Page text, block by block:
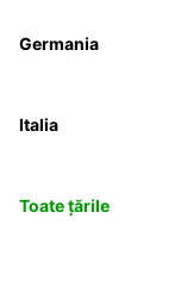
Germania
Italia
Toate țările